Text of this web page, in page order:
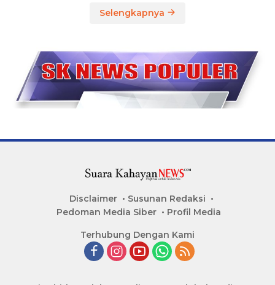
Selengkapnya
Disclaimer
Susunan Redaksi
Pedoman Media Siber
Profil Media
Terhubung Dengan Kami